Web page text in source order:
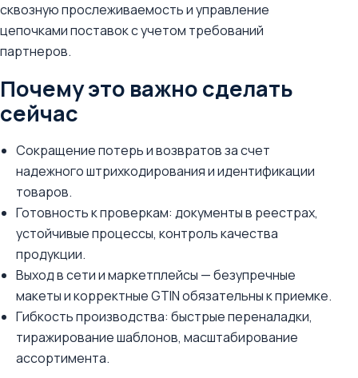
сквозную прослеживаемость и управление
цепочками поставок с учетом требований
партнеров.
Почему это важно сделать
сейчас
Сокращение потерь и возвратов за счет
надежного штрихкодирования и идентификации
товаров.
Готовность к проверкам: документы в реестрах,
устойчивые процессы, контроль качества
продукции.
Выход в сети и маркетплейсы — безупречные
макеты и корректные GTIN обязательны к приемке.
Гибкость производства: быстрые переналадки,
тиражирование шаблонов, масштабирование
ассортимента.